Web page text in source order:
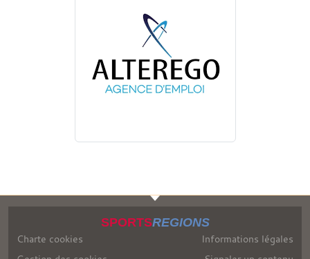
SPORTSREGIONS
Charte cookies
Informations légales